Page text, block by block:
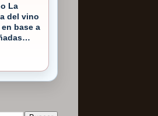
La
del vino
base a